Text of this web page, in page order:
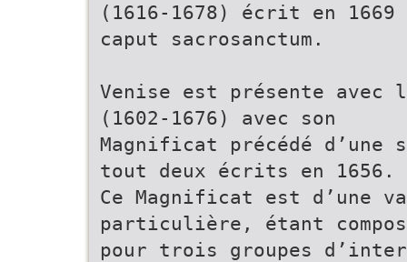
(1616-1678) écrit en 1669
caput sacrosanctum.
Venise est présente avec
(1602-1676) avec son
Magnificat précédé d’une
tout deux écrits en 1656.
Ce Magnificat est d’une
particulière, étant
pour trois groupes